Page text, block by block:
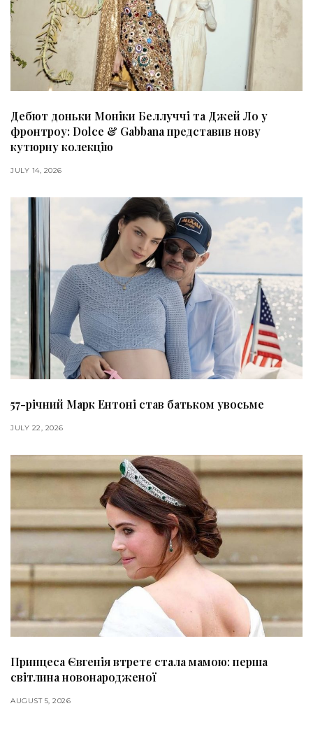
Дебют доньки Моніки Беллуччі та Джей Ло у
фронтроу: Dolce & Gabbana представив нову
кутюрну колекцію
JULY 14, 2026
57-річний Марк Ентоні став батьком увосьме
JULY 22, 2026
Принцеса Євгенія втретє стала мамою: перша
світлина новонародженої
AUGUST 5, 2026